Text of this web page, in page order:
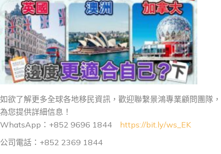
如欲了解更多全球各地移民資訊，歡迎聯繫景鴻專業顧問團隊，
為您提供詳細信息！
WhatsApp：+852 9696 1844 https://bit.ly/ws_EK
公司電話：+852 2369 1844